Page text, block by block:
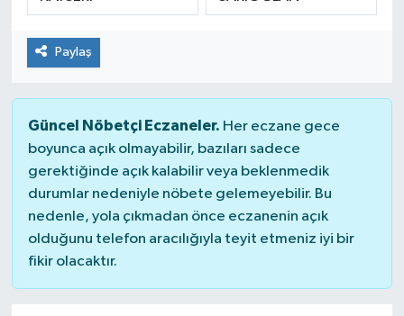
Paylaş
Güncel Nöbetçi Eczaneler. Her eczane gece
boyunca açık olmayabilir, bazıları sadece
gerektiğinde açık kalabilir veya beklenmedik
durumlar nedeniyle nöbete gelemeyebilir. Bu
nedenle, yola çıkmadan önce eczanenin açık
olduğunu telefon aracılığıyla teyit etmeniz iyi bir
fikir olacaktır.